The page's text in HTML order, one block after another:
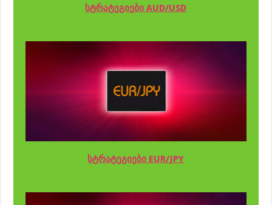
სტრატეგიები AUD/USD
სტრატეგიები EUR/JPY